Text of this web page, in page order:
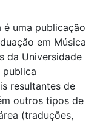
é uma publicação
em Música
da Universidade
publica
resultantes de
outros tipos de
(traduções,